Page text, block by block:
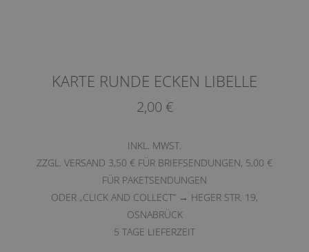
KARTE RUNDE ECKEN LIBELLE
2,00 €
INKL. MWST.
ZZGL. VERSAND 3,50 € FÜR BRIEFSENDUNGEN, 5,00 €
FÜR PAKETSENDUNGEN
ODER „CLICK AND COLLECT“ → HEGER STR. 19,
OSNABRÜCK
5 TAGE LIEFERZEIT